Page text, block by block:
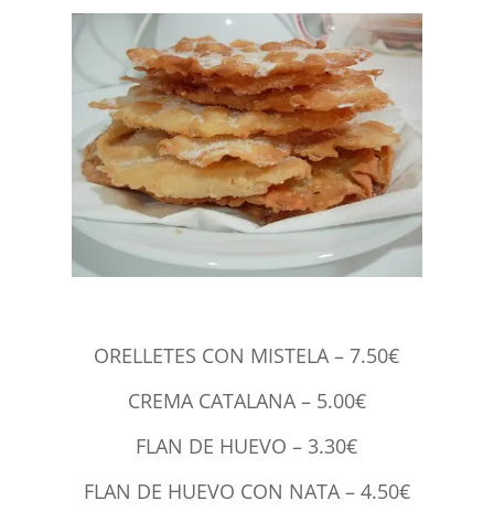
ORELLETES CON MISTELA – 7.50€
CREMA CATALANA – 5.00€
FLAN DE HUEVO – 3.30€
FLAN DE HUEVO CON NATA – 4.50€